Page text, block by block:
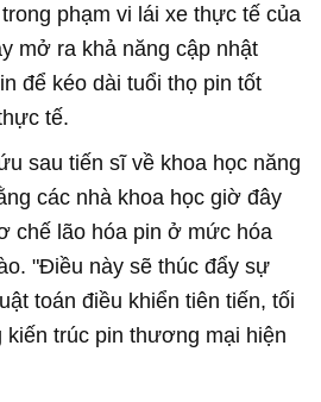
phạm vi lái xe thực tế của
mở ra khả năng cập nhật
để kéo dài tuổi thọ pin tốt
tế.
sau tiến sĩ về khoa học năng
các nhà khoa học giờ đây
chế lão hóa pin ở mức hóa
"Điều này sẽ thúc đẩy sự
toán điều khiển tiên tiến, tối
trúc pin thương mại hiện